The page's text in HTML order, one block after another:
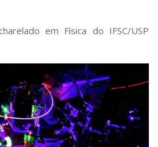
em Física do IFSC/USP